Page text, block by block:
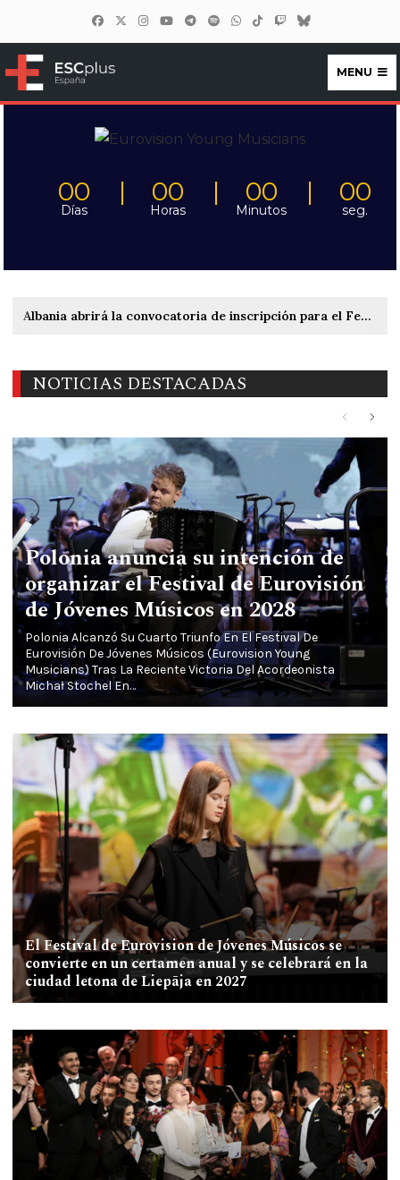
ESCplus España
MENU
00
Días
00
Horas
00
Minutos
00
seg.
Albania abrirá la convocatoria de inscripción para el Festivali i Këngës 65 entre el 22 y el 27 de septiembre
NOTICIAS DESTACADAS
Polonia anuncia su intención de
organizar el Festival de Eurovisión
de Jóvenes Músicos en 2028
Polonia Alcanzó Su Cuarto Triunfo En El Festival De
Eurovisión De Jóvenes Músicos (Eurovision Young
Musicians) Tras La Reciente Victoria Del Acordeonista
Michał Stochel En…
El Festival de Eurovision de Jóvenes Músicos se
convierte en un certamen anual y se celebrará en la
ciudad letona de Liepāja en 2027